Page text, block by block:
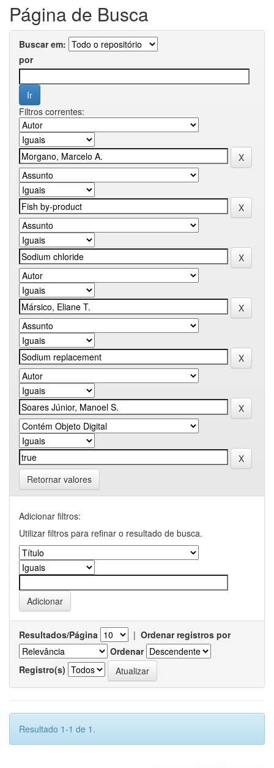
Página de Busca
Buscar em:
por
Filtros correntes:
Retornar valores
Adicionar filtros:
Utilizar filtros para refinar o resultado de busca.
Resultados/Página | Ordenar registros por
Ordenar
Registro(s)
Resultado 1-1 de 1.